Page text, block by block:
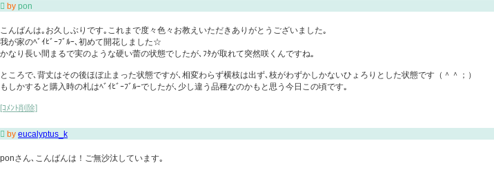
 by pon
こんばんは｡お久しぶりです｡これまで度々色々お教えいただきありがとうございました｡
我が家のﾍﾞｲﾋﾞｰﾌﾞﾙｰ､初めて開花しました☆
かなり長い間まるで実のような硬い蕾の状態でしたが､ﾌﾀが取れて突然咲くんですね｡
ところで､背丈はその後ほぼ止まった状態ですが､相変わらず横枝は出ず､枝がわずかしかないひょろりとした状態です（＾＾；）
もしかすると購入時の札はﾍﾞｲﾋﾞｰﾌﾞﾙｰでしたが､少し違う品種なのかもと思う今日この頃です｡
[ｺﾒﾝﾄ削除]
 by eucalyptus_k
ponさん､こんばんは！ご無沙汰しています｡